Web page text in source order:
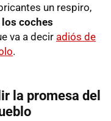
un respiro,
los coches
va a decir adiós de
.
la promesa del